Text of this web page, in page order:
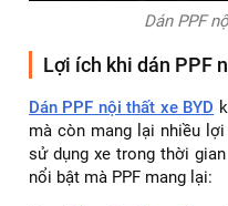
Dán PPF
Lợi ích khi dán PPF
Dán PPF nội thất xe BYD
mà còn mang lại nhiều
sử dụng xe trong thời
nổi bật mà PPF mang lại: